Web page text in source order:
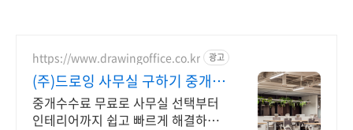
https://www.drawingoffice.co.kr 광고
(주)드로잉 사무실 구하기 중개수
수료 무료!
중개수수료 무료로 사무실 선택부터
인테리어까지 쉽고 빠르게 해결하기